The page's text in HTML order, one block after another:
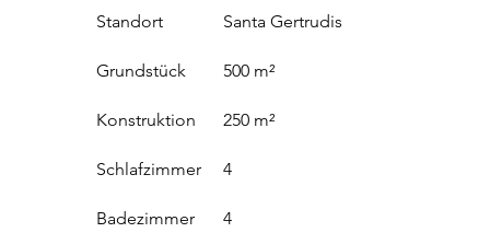
Standort
Grundstück
Konstruktion
Santa Gertrudis
500 m²
250 m²
Schlafzimmer
Badezimmer
4
4